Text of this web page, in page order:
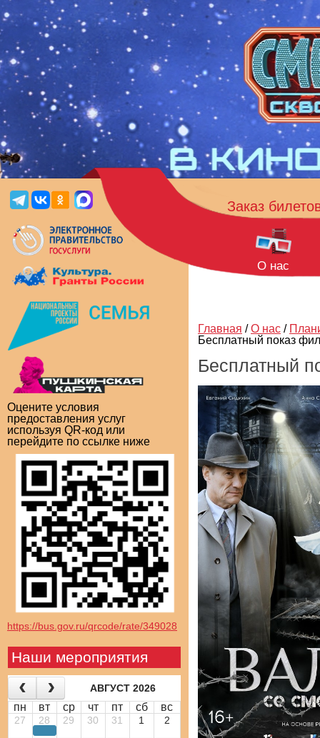
Оцените условия
предоставления услуг
используя QR-код или
перейдите по ссылке ниже
https://bus.gov.ru/qrcode/rate/349028
Наши мероприятия
АВГУСТ 2026
пн вт ср чт пт сб вс
27 28 29 30 31 1 2
Заказ
О нас
Главная / О нас /
Бесплатный показ
Бесплатный